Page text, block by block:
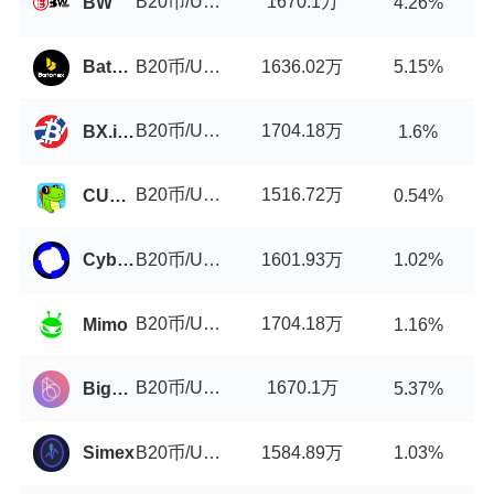
Batonex B20币/USDT 1636.02万 5.15%
BX.in.th B20币/USDT 1704.18万 1.6%
CUBISwap B20币/USDT 1516.72万 0.54%
Cyberperp B20币/USDT 1601.93万 1.02%
Mimo B20币/USDT 1704.18万 1.16%
BigONE B20币/USDT 1670.1万 5.37%
Simex B20币/USDT 1584.89万 1.03%